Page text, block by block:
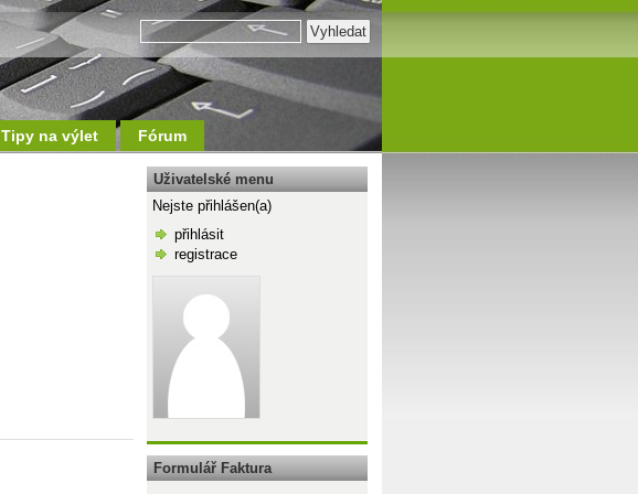
Tipy na výlet Fórum
Uživatelské menu
Nejste přihlášen(a)
přihlásit
registrace
Formulář Faktura